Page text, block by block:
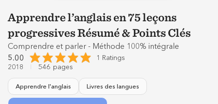
Apprendre l’anglais en 75 leçons
progressives Résumé & Points Clés
Comprendre et parler - Méthode 100% intégrale
5.00
1 Ratings
2018
546 pages
Apprendre l'anglais Livres des langues